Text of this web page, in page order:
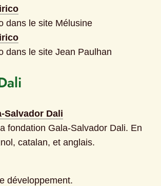
dans le site Mélusine
dans le site Jean Paulhan
Salvador Dali
fondation Gala-Salvador Dali. En
catalan, et anglais.
développement.